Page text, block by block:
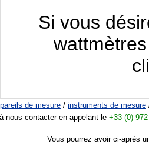
Si vous
de mesure / instruments de mesure
nous contacter en appelant le +33 (0)
Vous pourrez avoir ci-après